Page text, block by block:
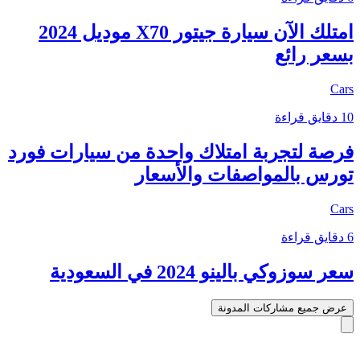
امتلك الآن سيارة جيتور X70 موديل 2024
بسعر رائع
Cars
10 دقايق قراءة
فرصة لتجربة امتلاك واحدة من سيارات فورد
تورس بالمواصفات والأسعار
Cars
6 دقايق قراءة
سعر سوزوكي بالينو 2024 في السعودية
عرض جميع مشاركات المدونة